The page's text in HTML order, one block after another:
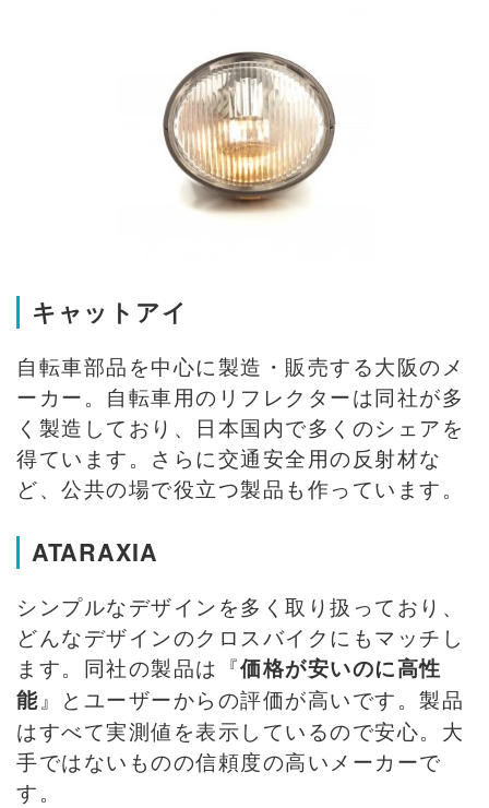
キャットアイ
自転車部品を中心に製造・販売する大阪のメ
ーカー。自転車用のリフレクターは同社が多
く製造しており、日本国内で多くのシェアを
得ています。さらに交通安全用の反射材な
ど、公共の場で役立つ製品も作っています。
ATARAXIA
シンプルなデザインを多く取り扱っており、
どんなデザインのクロスバイクにもマッチし
ます。同社の製品は『価格が安いのに高性
能』とユーザーからの評価が高いです。製品
はすべて実測値を表示しているので安心。大
手ではないものの信頼度の高いメーカーで
す。